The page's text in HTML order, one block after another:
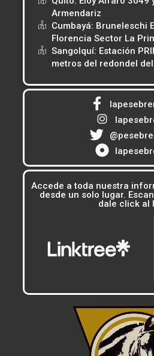
Armendariz
Cumbayá: Bruneleschi
Florencia Sector La
Sangolquí: Estación
metros del redondel
Accede a toda nuestra
desde un solo lugar.
dale click al